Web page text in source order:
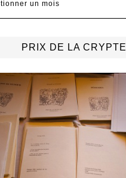
PRIX DE LA CRYPTE